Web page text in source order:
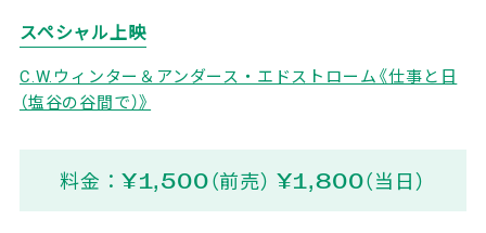
スペシャル上映
C.W.ウィンター＆アンダース・エドストローム《仕事と日
（塩谷の谷間で）》
料金：¥1,500（前売） ¥1,800（当日）